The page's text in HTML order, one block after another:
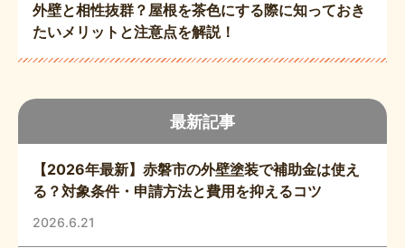
最新記事
【2026年最新】赤磐市の外壁塗装で補助金は使え
る？対象条件・申請方法と費用を抑えるコツ
2026.6.21
外壁と相性抜群？屋根を茶色にする際に知っておき
たいメリットと注意点を解説！